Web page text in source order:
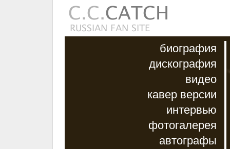
биография
дискография
видео
кавер версии
интервью
фотогалерея
автографы